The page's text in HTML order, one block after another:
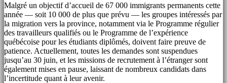
Malgré un objectif d’accueil de 67 000 immigrants permanents cette
année — soit 10 000 de plus que prévu — les groupes intéressés par
la migration vers la province, notamment via le Programme régulier
des travailleurs qualifiés ou le Programme de l’expérience
québécoise pour les étudiants diplômés, doivent faire preuve de
patience. Actuellement, toutes les demandes sont suspendues
jusqu’au 30 juin, et les missions de recrutement à l’étranger sont
également mises en pause, laissant de nombreux candidats dans
l’incertitude quant à leur avenir.